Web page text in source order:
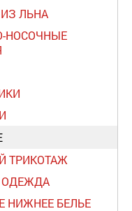
ЛЬНА
НОСОЧНЫЕ
ТРИКОТАЖ
ОДЕЖДА
НИЖНЕЕ БЕЛЬЕ